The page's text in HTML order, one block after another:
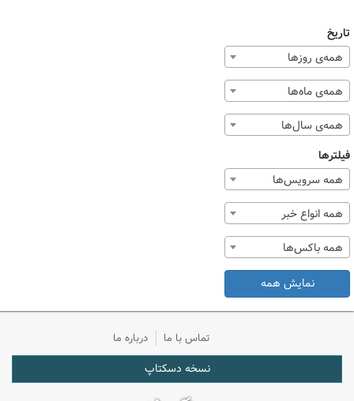
تاریخ
همه‌ی روزها
همه‌ی ماه‌ها
همه‌ی سال‌ها
فیلترها
همه سرویس‌ها
همه انواع خبر
همه باکس‌ها
نمایش همه
تماس با ما درباره ما
نسخه دسکتاپ